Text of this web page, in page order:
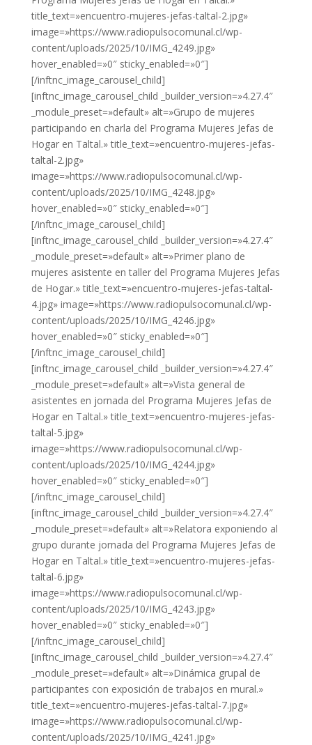
title_text=»encuentro-mujeres-jefas-taltal-2.jpg»
image=»https://www.radiopulsocomunal.cl/wp-
content/uploads/2025/10/IMG_4249.jpg»
hover_enabled=»0″ sticky_enabled=»0″]
[/inftnc_image_carousel_child]
[inftnc_image_carousel_child _builder_version=»4.27.4″
_module_preset=»default» alt=»Grupo de mujeres
participando en charla del Programa Mujeres Jefas de
Hogar en Taltal.» title_text=»encuentro-mujeres-jefas-
taltal-2.jpg»
image=»https://www.radiopulsocomunal.cl/wp-
content/uploads/2025/10/IMG_4248.jpg»
hover_enabled=»0″ sticky_enabled=»0″]
[/inftnc_image_carousel_child]
[inftnc_image_carousel_child _builder_version=»4.27.4″
_module_preset=»default» alt=»Primer plano de
mujeres asistente en taller del Programa Mujeres Jefas
de Hogar.» title_text=»encuentro-mujeres-jefas-taltal-
4.jpg» image=»https://www.radiopulsocomunal.cl/wp-
content/uploads/2025/10/IMG_4246.jpg»
hover_enabled=»0″ sticky_enabled=»0″]
[/inftnc_image_carousel_child]
[inftnc_image_carousel_child _builder_version=»4.27.4″
_module_preset=»default» alt=»Vista general de
asistentes en jornada del Programa Mujeres Jefas de
Hogar en Taltal.» title_text=»encuentro-mujeres-jefas-
taltal-5.jpg»
image=»https://www.radiopulsocomunal.cl/wp-
content/uploads/2025/10/IMG_4244.jpg»
hover_enabled=»0″ sticky_enabled=»0″]
[/inftnc_image_carousel_child]
[inftnc_image_carousel_child _builder_version=»4.27.4″
_module_preset=»default» alt=»Relatora exponiendo al
grupo durante jornada del Programa Mujeres Jefas de
Hogar en Taltal.» title_text=»encuentro-mujeres-jefas-
taltal-6.jpg»
image=»https://www.radiopulsocomunal.cl/wp-
content/uploads/2025/10/IMG_4243.jpg»
hover_enabled=»0″ sticky_enabled=»0″]
[/inftnc_image_carousel_child]
[inftnc_image_carousel_child _builder_version=»4.27.4″
_module_preset=»default» alt=»Dinámica grupal de
participantes con exposición de trabajos en mural.»
title_text=»encuentro-mujeres-jefas-taltal-7.jpg»
image=»https://www.radiopulsocomunal.cl/wp-
content/uploads/2025/10/IMG_4241.jpg»